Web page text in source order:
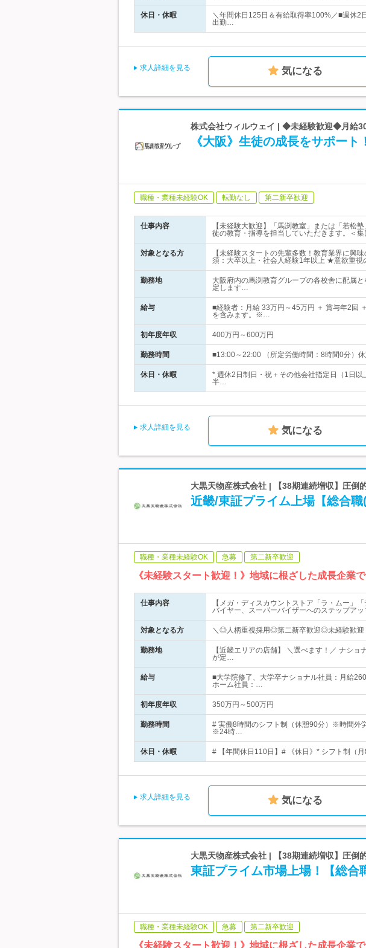
休日・休暇
＼年間休日125日＆有給取得率100%／■週休2
出勤…
求人詳細を見る 気になる
株式会社ウィルウェイ | ◆未経験歓迎◆月給
《大阪》生徒の成長をサポート
職種・業種未経験OK 転勤なし 第二新卒歓迎
仕事内容
【未経験大歓迎】「馬渕教室」または「若松
徒の教育・指導を担当していただきます。＜集
対象となる方
【未経験スタートの先輩多数！教育業界に興
須：大卒以上・社会人経験1年以上 ★意欲重視
勤務地
大阪府内の馬渕教育グループの各校舎に配属
定します…
給与
■経験者：月給 33万円～45万円 ＋ 賞与年2回
を含みます。※…
初年度年収 400万円～600万円
勤務時間 ■13:00～22:00 （所定労働時間：8時間0分）
休日・休暇
* 週休2日制日・祝＋その他会社指定日（1日
半…
求人詳細を見る 気になる
大黒天物産株式会社 | 【38期連続増収】圧倒
近畿/東証プライム上場【総合
職種・業種未経験OK 急募 第二新卒歓迎
《未経験スタート歓迎！》地域に根ざした成長企業
仕事内容
【メガ・ディスカウントストア「ラ・ムー」
バイヤー、スーパーバイザーへのステップアッ
対象となる方 ＼◎人柄重視採用◎第二新卒歓迎◎未経験歓
勤務地
【近畿エリアの店舗】 ＼選べます！／ ナシ
が定…
給与
■大学院修了、大学卒ナショナル社員：月給
ホーム社員：…
初年度年収 350万円～500万円
勤務時間
# 実働8時間のシフト制（休憩90分）※時間外
※24時…
休日・休暇 # 【年間休日110日】# 《休日》* シフト制（
求人詳細を見る 気になる
大黒天物産株式会社 | 【38期連続増収】圧倒
東証プライム市場上場！【総
職種・業種未経験OK 急募 第二新卒歓迎
《未経験スタート歓迎！》地域に根ざした成長企業